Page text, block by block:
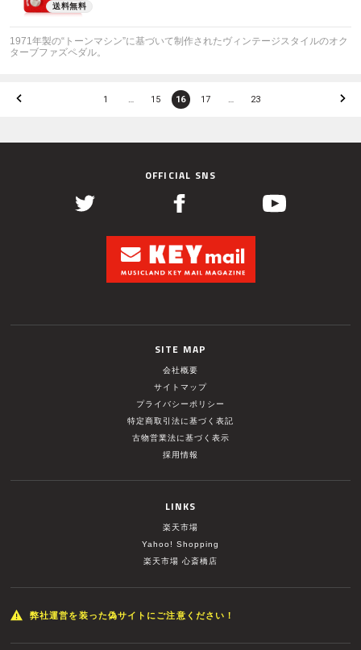
1971年製の“トーンマシン”に基づいて制作されたヴィンテージスタイルのオク
ターブファズペダル。
1 … 15 16 17 … 23
OFFICIAL SNS
SITE MAP
会社概要
サイトマップ
プライバシーポリシー
特定商取引法に基づく表記
古物営業法に基づく表示
採用情報
LINKS
楽天市場
Yahoo! Shopping
楽天市場 心斎橋店
弊社運営を装った偽サイトにご注意ください！